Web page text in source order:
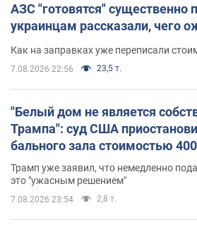
АЗС "готовятся"
украинцам рассказали, чего
Как на заправках уже переписали
7.08.2026 22:56 23,5 т.
"Белый дом не является
Трампа": суд США
бального зала стоимостью
Трамп уже заявил, что немедленно
это "ужасным решением"
7.08.2026 23:54 2,8 т.